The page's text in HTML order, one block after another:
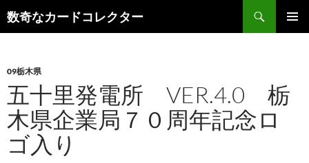
ン
ツ
へ
ス
キ
ッ
プ
数奇なカードコレクター
検
索
09栃木県
五十里発電所 VER.4.0 栃
木県企業局７０周年記念ロ
ゴ入り